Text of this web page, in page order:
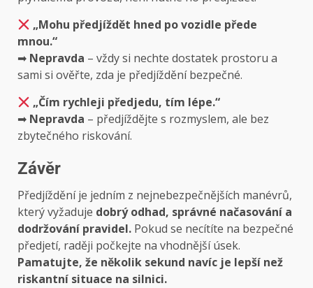
„Mohu předjíždět hned po vozidle přede
mnou.“
➡ Nepravda – vždy si nechte dostatek prostoru a
sami si ověřte, zda je předjíždění bezpečné.
„Čím rychleji předjedu, tím lépe.“
➡ Nepravda – předjíždějte s rozmyslem, ale bez
zbytečného riskování.
Závěr
Předjíždění je jedním z nejnebezpečnějších manévrů,
který vyžaduje dobrý odhad, správné načasování a
dodržování pravidel. Pokud se necítíte na bezpečné
předjetí, raději počkejte na vhodnější úsek.
Pamatujte, že několik sekund navíc je lepší než
riskantní situace na silnici.